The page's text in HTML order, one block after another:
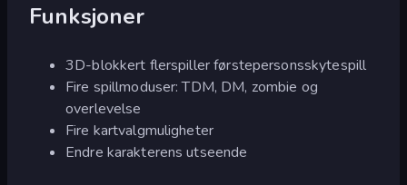
Funksjoner
3D-blokkert flerspiller førstepersonsskytespill
Fire spillmoduser: TDM, DM, zombie og
overlevelse
Fire kartvalgmuligheter
Endre karakterens utseende